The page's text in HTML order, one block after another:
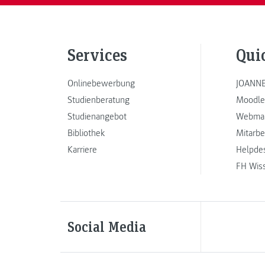
Services
Onlinebewerbung
Studienberatung
Studienangebot
Bibliothek
Karriere
FH
Social Media